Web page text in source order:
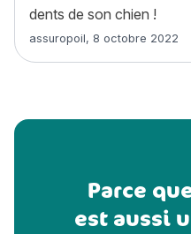
dents de son chien !
Article rédigé par
assuropoil, 8 octobre 2022
Parce
est aussi